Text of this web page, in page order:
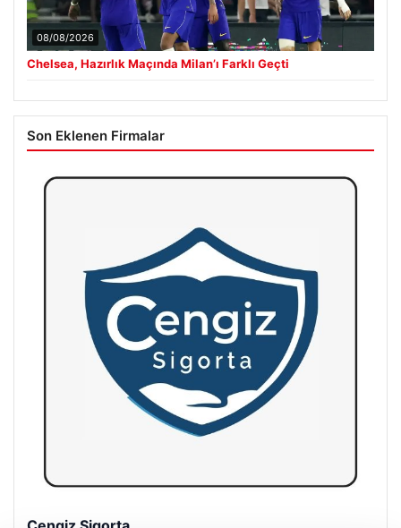
08/08/2026
Chelsea, Hazırlık Maçında Milan’ı Farklı Geçti
Son Eklenen Firmalar